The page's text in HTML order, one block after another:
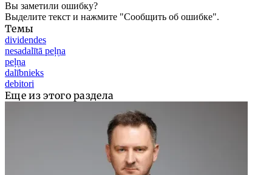
Вы заметили ошибку?
Выделите текст и нажмите "Сообщить об ошибке".
Темы
dividendes
nesadalītā peļņa
peļņa
dalībnieks
debitori
Еще из этого раздела